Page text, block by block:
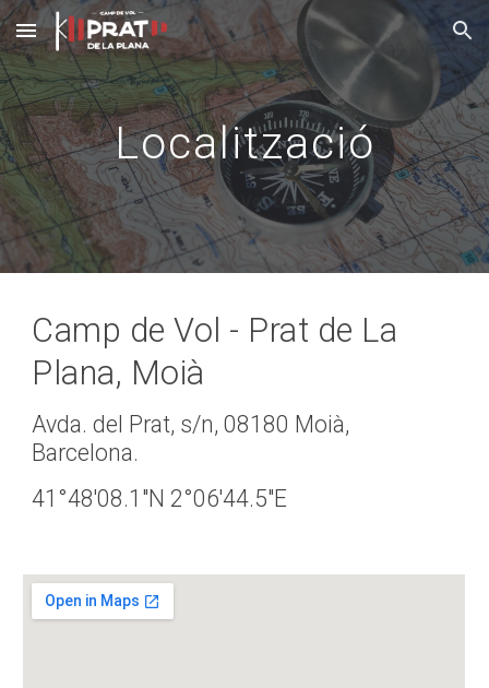
Skip to main content Skip to navigation
Localització
Camp de Vol - Prat de La
Plana, Moià
Avda. del Prat, s/n, 08180 Moià,
Barcelona.
41°48'08.1"N 2°06'44.5"E